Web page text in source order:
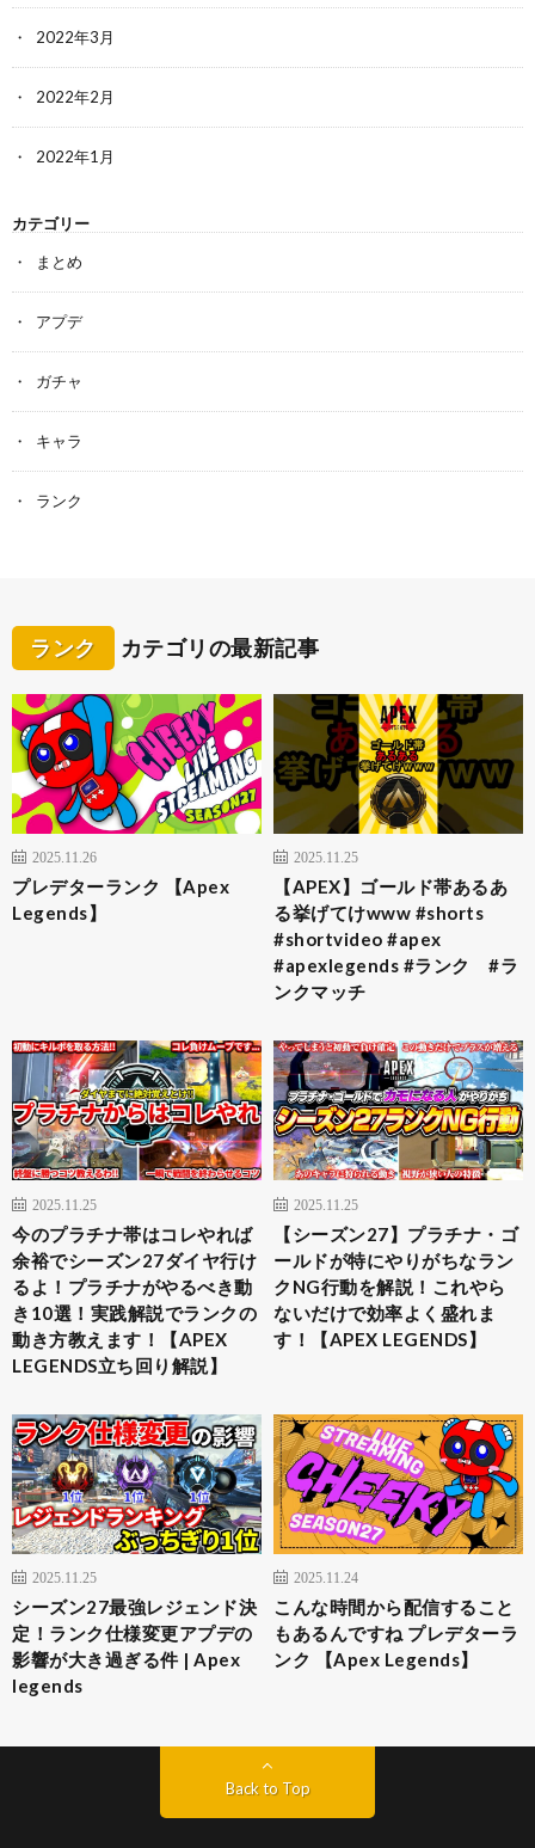
2022年3月
2022年2月
2022年1月
カテゴリー
まとめ
アプデ
ガチャ
キャラ
ランク
ランク カテゴリの最新記事
2025.11.26
プレデターランク 【Apex
Legends】
2025.11.25
【APEX】ゴールド帯あるあ
る挙げてけwww #shorts
#shortvideo #apex
#apexlegends #ランク #ラ
ンクマッチ
2025.11.25
今のプラチナ帯はコレやれば
余裕でシーズン27ダイヤ行け
るよ！プラチナがやるべき動
き10選！実践解説でランクの
動き方教えます！【APEX
LEGENDS立ち回り解説】
2025.11.25
【シーズン27】プラチナ・ゴ
ールドが特にやりがちなラン
クNG行動を解説！これやら
ないだけで効率よく盛れま
す！【APEX LEGENDS】
2025.11.25
シーズン27最強レジェンド決
定！ランク仕様変更アプデの
影響が大き過ぎる件 | Apex
legends
2025.11.24
こんな時間から配信すること
もあるんですね プレデターラ
ンク 【Apex Legends】
Back to Top